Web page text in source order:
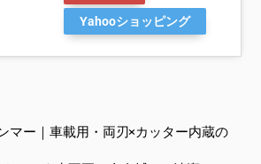
Yahooショッピング
マー｜車載用・両刃×カッター内蔵の